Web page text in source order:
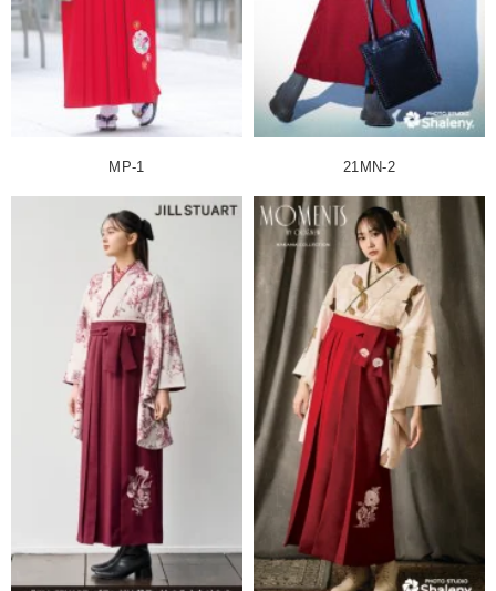
MP-1 21MN-2